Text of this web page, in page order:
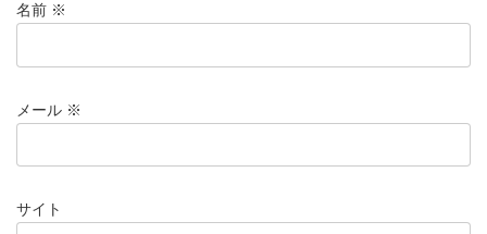
名前 ※
メール ※
サイト